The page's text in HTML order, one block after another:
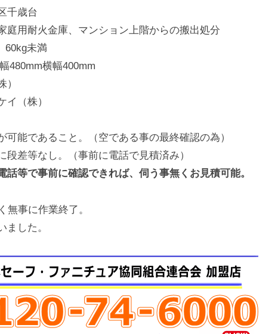
千歳台
用耐火金庫、マンション上階からの搬出処分
未満
480mm横幅400mm
）
イ（株）
可能であること。（空である事の最終確認の為）
段差等なし。（事前に電話で見積済み）
等で事前に確認できれば、伺う事無くお見積可能。
無事に作業終了。
ました。